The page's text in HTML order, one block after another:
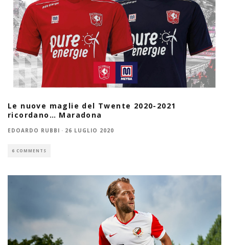
Le nuove maglie del Twente 2020-2021
ricordano… Maradona
EDOARDO RUBBI · 26 LUGLIO 2020
6 COMMENTS